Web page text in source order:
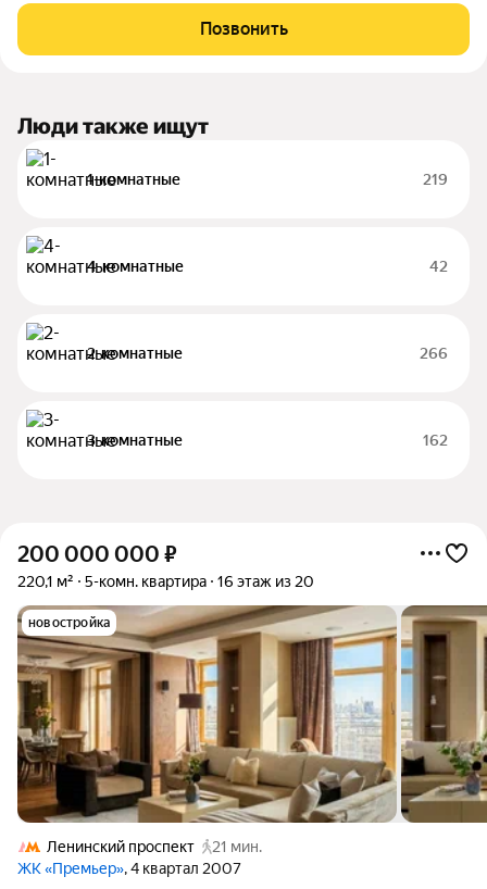
состоит из 42-этажной Бронзовой башни и 41-этажной
Серебряной. Рядом расположены
Позвонить
Люди также ищут
1-комнатные 219
4-комнатные 42
2-комнатные 266
3-комнатные 162
200 000 000 ₽
220,1 м² 5-комн. квартира 16 этаж из 20
новостройка
Ленинский проспект
21 мин.
ЖК «Премьер», 4 квартал 2007